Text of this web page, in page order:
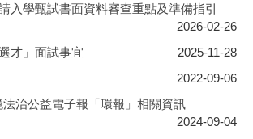
入學甄試書面資料審查重點及準備指引
2026-02-26
才」面試事宜
2025-11-28
2022-09-06
法治公益電子報「環報」相關資訊
2024-09-04